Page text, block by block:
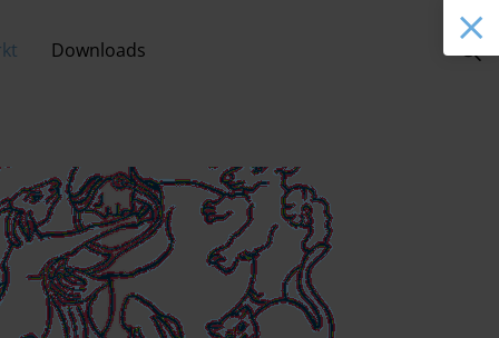
Downloads